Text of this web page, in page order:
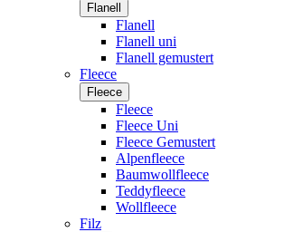
Flanell
Flanell
Flanell uni
Flanell gemustert
Fleece
Fleece
Fleece
Fleece Uni
Fleece Gemustert
Alpenfleece
Baumwollfleece
Teddyfleece
Wollfleece
Filz